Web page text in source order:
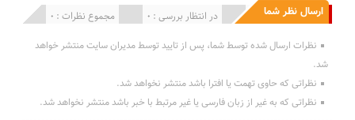
ارسال نظر شما مجموع نظرات : 0 در انتظار بررسی : 0 انتشار یافته : 0
نظرات ارسال شده توسط شما، پس از تایید توسط مدیران سایت منتشر خواهد
شد.
نظراتی که حاوی تهمت یا افترا باشد منتشر نخواهد شد.
نظراتی که به غیر از زبان فارسی یا غیر مرتبط با خبر باشد منتشر نخواهد شد.